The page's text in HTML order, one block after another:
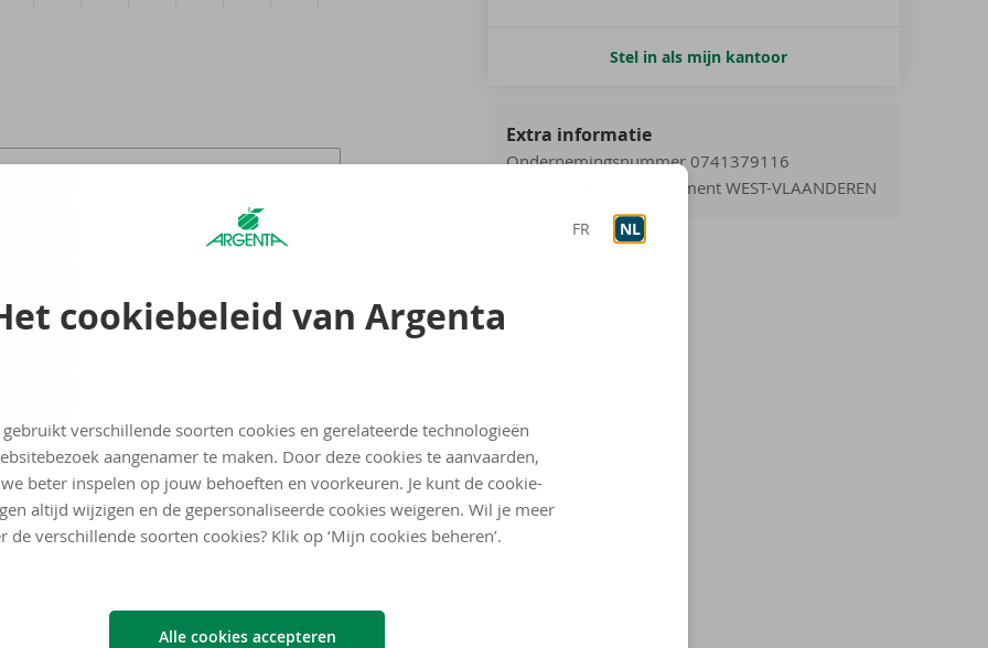
FR NL
cookiebeleid van Argenta
verschillende soorten cookies en gerelateerde technologieën
aangenamer te maken. Door deze cookies te aanvaarden,
beter inspelen op jouw behoeften en voorkeuren. Je kunt de cookie-
altijd wijzigen en de gepersonaliseerde cookies weigeren. Wil je meer
de verschillende soorten cookies? Klik op ‘Mijn cookies beheren’.
Alle cookies accepteren
Stel in als mijn kantoor
Extra informatie
Ondernemingsnummer 0741379116
Gerechtelijk arrondissement WEST-VLAANDEREN